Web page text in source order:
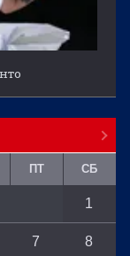
ПТ СБ
1
7 8